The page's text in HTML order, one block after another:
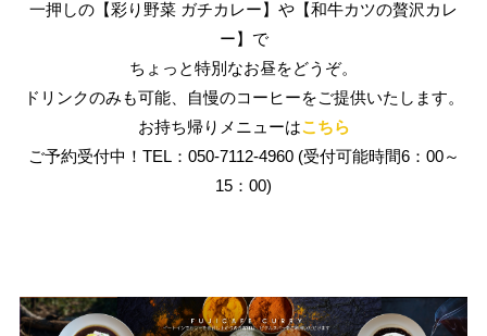
一押しの【彩り野菜 ガチカレー】や【和牛カツの贅沢カレ
ー】で
ちょっと特別なお昼をどうぞ。
ドリンクのみも可能、自慢のコーヒーをご提供いたします。
お持ち帰りメニューはこちら
ご予約受付中！ TEL：050-7112-4960 (受付可能時間6：00～
15：00)